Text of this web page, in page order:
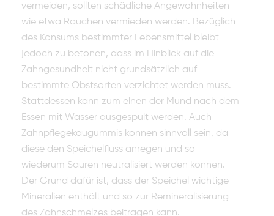
vermeiden, sollten schädliche Angewohnheiten
wie etwa Rauchen vermieden werden. Bezüglich
des Konsums bestimmter Lebensmittel bleibt
jedoch zu betonen, dass im Hinblick auf die
Zahngesundheit nicht grundsätzlich auf
bestimmte Obstsorten verzichtet werden muss.
Stattdessen kann zum einen der Mund nach dem
Essen mit Wasser ausgespült werden. Auch
Zahnpflegekaugummis können sinnvoll sein, da
diese den Speichelfluss anregen und so
wiederum Säuren neutralisiert werden können.
Der Grund dafür ist, dass der Speichel wichtige
Mineralien enthält und so zur Remineralisierung
des Zahnschmelzes beitragen kann.